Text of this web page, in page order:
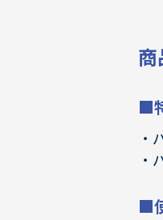
■
■